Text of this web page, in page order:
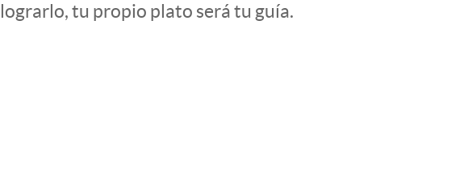
lograrlo, tu propio plato será tu guía.